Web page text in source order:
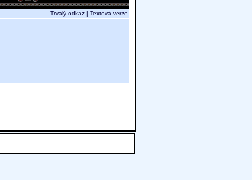
Trvalý odkaz | Textová verze